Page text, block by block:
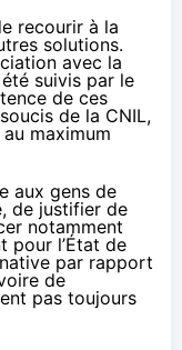
recourir à la
solutions.
avec la
suivis par le
de ces
de la CNIL,
maximum
aux gens de
de justifier de
notamment
pour l’État de
par rapport
de
pas toujours